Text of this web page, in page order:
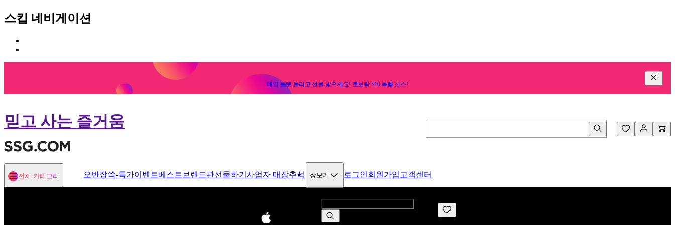
스킵 네비게이션
고
뉴
로
가
문
가
매일 룰렛 돌리고 선물 받으세요! 로보락 S10 득템 찬스!
믿고 사는 즐거움
전체 카테고리 오반장쓱-특가이벤트베스트 브랜드관선물하기 사업자 매장추석 장보기 로그인회원가입 고객센터